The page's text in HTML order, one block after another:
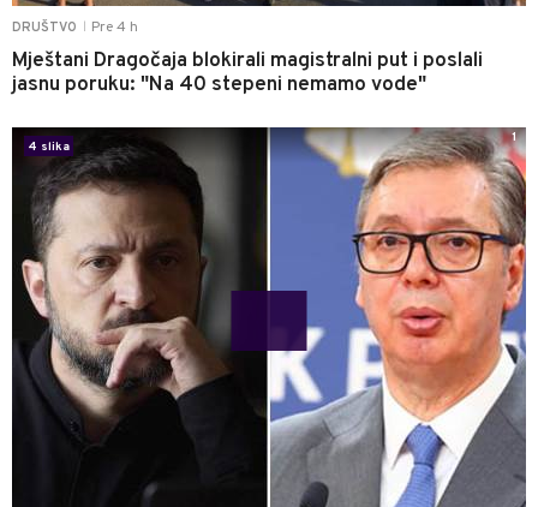
DRUŠTVO Pre 4 h
Mještani Dragočaja blokirali magistralni put i poslali
jasnu poruku: "Na 40 stepeni nemamo vode"
4 slika
1